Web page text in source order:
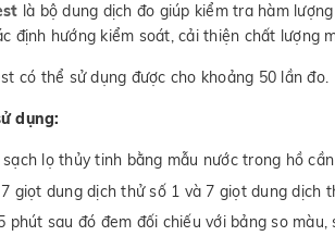
là bộ dung dịch đo giúp kiểm tra hàm
định hướng kiểm soát, cải thiện chất lượng
có thể sử dụng được cho khoảng 50 lần đo.
dụng:
sạch lọ thủy tinh bằng mẫu nước trong hồ
giọt dung dịch thử số 1 và 7 giọt dung dịch
phút sau đó đem đối chiếu với bảng so